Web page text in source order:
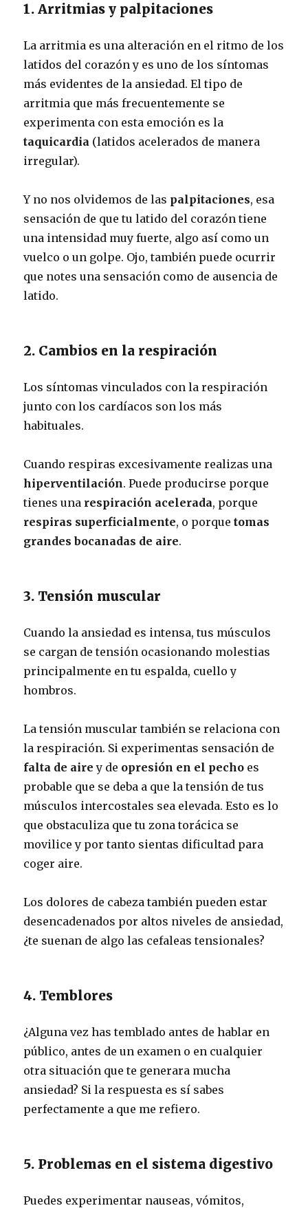
1. Arritmias y palpitaciones
La arritmia es una alteración en el ritmo de los
latidos del corazón y es uno de los síntomas
más evidentes de la ansiedad. El tipo de
arritmia que más frecuentemente se
experimenta con esta emoción es la
taquicardia (latidos acelerados de manera
irregular).
Y no nos olvidemos de las palpitaciones, esa
sensación de que tu latido del corazón tiene
una intensidad muy fuerte, algo así como un
vuelco o un golpe. Ojo, también puede ocurrir
que notes una sensación como de ausencia de
latido.
2. Cambios en la respiración
Los síntomas vinculados con la respiración
junto con los cardíacos son los más
habituales.
Cuando respiras excesivamente realizas una
hiperventilación. Puede producirse porque
tienes una respiración acelerada, porque
respiras superficialmente, o porque tomas
grandes bocanadas de aire.
3. Tensión muscular
Cuando la ansiedad es intensa, tus músculos
se cargan de tensión ocasionando molestias
principalmente en tu espalda, cuello y
hombros.
La tensión muscular también se relaciona con
la respiración. Si experimentas sensación de
falta de aire y de opresión en el pecho es
probable que se deba a que la tensión de tus
músculos intercostales sea elevada. Esto es lo
que obstaculiza que tu zona torácica se
movilice y por tanto sientas dificultad para
coger aire.
Los dolores de cabeza también pueden estar
desencadenados por altos niveles de ansiedad,
¿te suenan de algo las cefaleas tensionales?
4. Temblores
¿Alguna vez has temblado antes de hablar en
público, antes de un examen o en cualquier
otra situación que te generara mucha
ansiedad? Si la respuesta es sí sabes
perfectamente a que me refiero.
5. Problemas en el sistema digestivo
Puedes experimentar nauseas, vómitos,